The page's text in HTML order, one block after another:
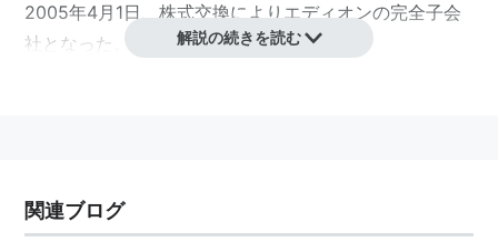
2005年4月1日、株式交換によりエディオンの完全子会
社 となった。
2010年10月1日、「
EAST」・「エディオンWEST」が合併により統合され
解説の続きを読む
関連ブログ